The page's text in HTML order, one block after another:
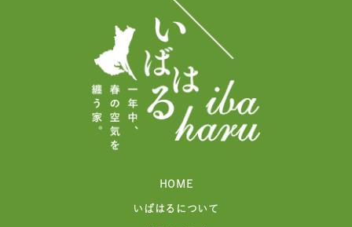
HOME
いばはるについて